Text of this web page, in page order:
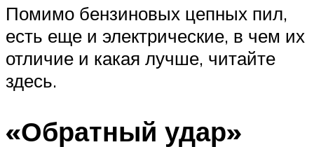
Помимо бензиновых цепных пил,
есть еще и электрические, в чем их
отличие и какая лучше, читайте
здесь.
«Обратный удар»